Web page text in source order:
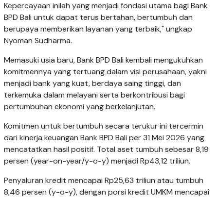
Kepercayaan inilah yang menjadi fondasi utama bagi Bank
BPD Bali untuk dapat terus bertahan, bertumbuh dan
berupaya memberikan layanan yang terbaik," ungkap
Nyoman Sudharma.
Memasuki usia baru, Bank BPD Bali kembali mengukuhkan
komitmennya yang tertuang dalam visi perusahaan, yakni
menjadi bank yang kuat, berdaya saing tinggi, dan
terkemuka dalam melayani serta berkontribusi bagi
pertumbuhan ekonomi yang berkelanjutan.
Komitmen untuk bertumbuh secara terukur ini tercermin
dari kinerja keuangan Bank BPD Bali per 31 Mei 2026 yang
mencatatkan hasil positif. Total aset tumbuh sebesar 8,19
persen (year-on-year/y-o-y) menjadi Rp43,12 triliun.
Penyaluran kredit mencapai Rp25,63 triliun atau tumbuh
8,46 persen (y-o-y), dengan porsi kredit UMKM mencapai